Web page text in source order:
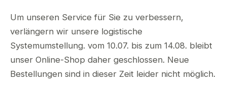
Um unseren Service für Sie zu verbessern,
verlängern wir unsere logistische
Systemumstellung. vom 10.07. bis zum 14.08. bleibt
unser Online-Shop daher geschlossen. Neue
Bestellungen sind in dieser Zeit leider nicht möglich.